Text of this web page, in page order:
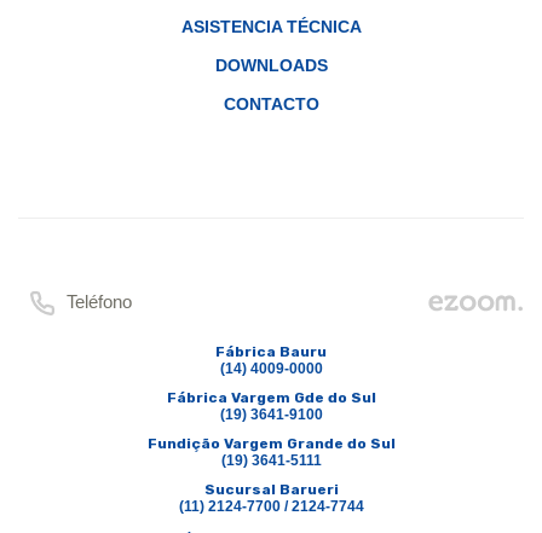
ASISTENCIA TÉCNICA
DOWNLOADS
CONTACTO
Teléfono
Fábrica Bauru
(14) 4009-0000
Fábrica Vargem Gde do Sul
(19) 3641-9100
Fundição Vargem Grande do Sul
(19) 3641-5111
Sucursal Barueri
(11) 2124-7700 / 2124-7744